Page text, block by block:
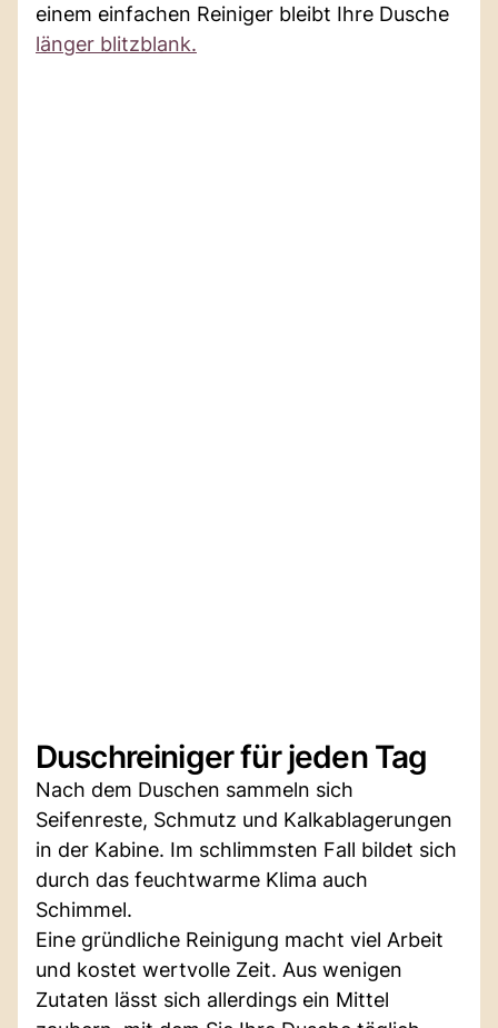
einem einfachen Reiniger bleibt Ihre Dusche
länger blitzblank.
Duschreiniger für jeden Tag
Nach dem Duschen sammeln sich
Seifenreste, Schmutz und Kalkablagerungen
in der Kabine. Im schlimmsten Fall bildet sich
durch das feuchtwarme Klima auch
Schimmel.
Eine gründliche Reinigung macht viel Arbeit
und kostet wertvolle Zeit. Aus wenigen
Zutaten lässt sich allerdings ein Mittel